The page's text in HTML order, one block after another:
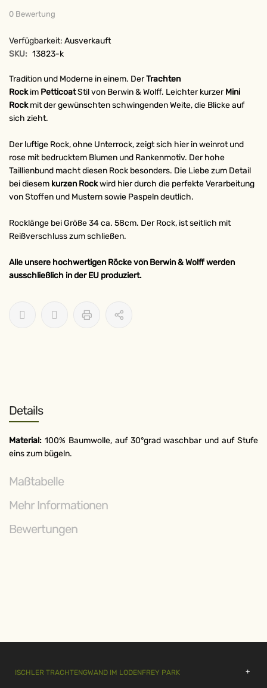
0 Bewertung
Verfügbarkeit: Ausverkauft
SKU: 13823-k
Tradition und Moderne in einem. DerTrachten
Rockim PetticoatStil von Berwin & Wolff. Leichter kurzerMini
Rockmit der gewünschten schwingenden Weite, die Blicke auf
sich zieht.
Der luftige Rock, ohne Unterrock, zeigt sich hier in weinrot und
rose mit bedrucktem Blumen und Rankenmotiv. Der hohe
Taillienbund macht diesen Rock besonders. Die Liebe zum Detail
bei diesem kurzen Rockwird hier durch die perfekte Verarbeitung
von Stoffen und Mustern sowie Paspeln deutlich.
Rocklänge bei Größe 34 ca. 58cm. Der Rock, ist seitlich mit
Reißverschluss zum schließen.
Alle unsere hochwertigen Röcke von Berwin & Wolff werden
ausschließlich in der EU produziert.
Details
Material: 100% Baumwolle, auf 30°grad waschbar und auf Stufe
eins zum bügeln.
Maßtabelle
Mehr Informationen
Bewertungen
ISCHLER TRACHTENGWAND IM LODENFREY PARK